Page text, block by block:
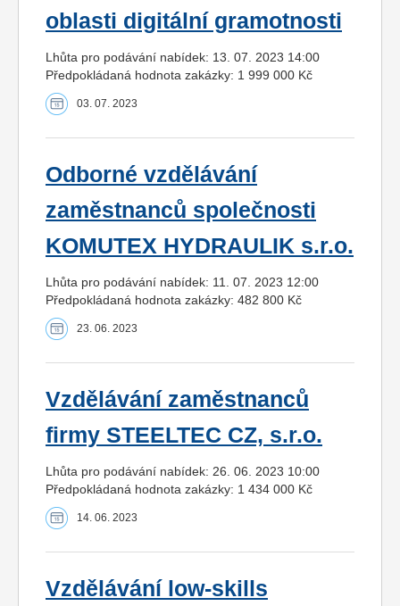
oblasti digitální gramotnosti
Lhůta pro podávání nabídek: 13. 07. 2023 14:00
Předpokládaná hodnota zakázky: 1 999 000 Kč
03. 07. 2023
Odborné vzdělávání
zaměstnanců společnosti
KOMUTEX HYDRAULIK s.r.o.
Lhůta pro podávání nabídek: 11. 07. 2023 12:00
Předpokládaná hodnota zakázky: 482 800 Kč
23. 06. 2023
Vzdělávání zaměstnanců
firmy STEELTEC CZ, s.r.o.
Lhůta pro podávání nabídek: 26. 06. 2023 10:00
Předpokládaná hodnota zakázky: 1 434 000 Kč
14. 06. 2023
Vzdělávání low-skills